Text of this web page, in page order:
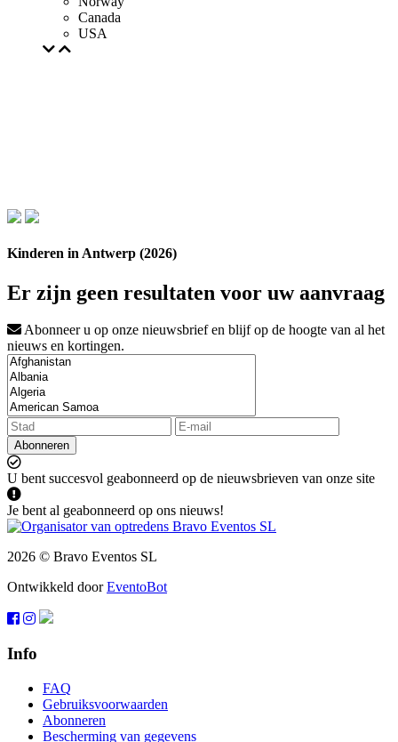
Canada
USA
Kinderen in Antwerp (2026)
Er zijn geen resultaten voor uw aanvraag
Abonneer u op onze nieuwsbrief en blijf op de hoogte van al het
nieuws en kortingen.
Abonneren
U bent succesvol geabonneerd op de nieuwsbrieven van onze site
Je bent al geabonneerd op ons nieuws!
2026 © Bravo Eventos SL
Ontwikkeld doorEventoBot
Info
FAQ
Gebruiksvoorwaarden
Abonneren
Bescherming van gegevens